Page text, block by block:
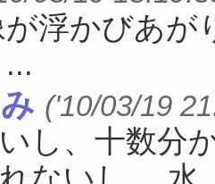
浮かびあが
('10/03/19
し、十数分